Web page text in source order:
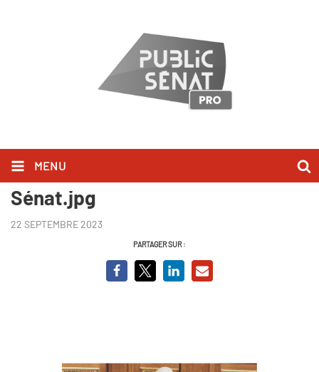
MENU
René Monory, le mécanicien du
Sénat.jpg
22 SEPTEMBRE 2023
PARTAGER SUR :